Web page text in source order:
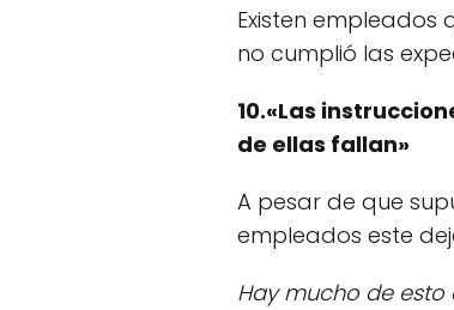
Existen
no cumplió las
10.«Las
de ellas fallan»
A pesar de que
empleados este
Hay mucho de esto